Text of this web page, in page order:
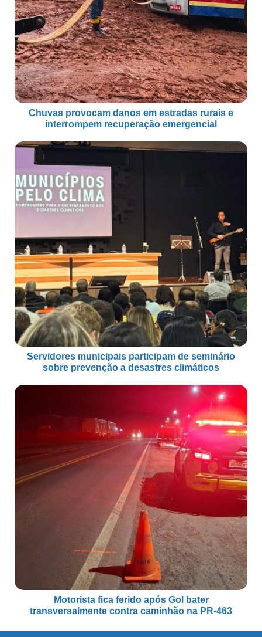
Chuvas provocam danos em estradas rurais e
interrompem recuperação emergencial
Servidores municipais participam de seminário
sobre prevenção a desastres climáticos
Motorista fica ferido após Gol bater
transversalmente contra caminhão na PR-463